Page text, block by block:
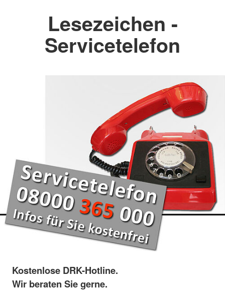
Lesezeichen -
Servicetelefon
Kostenlose DRK-Hotline.
Wir beraten Sie gerne.